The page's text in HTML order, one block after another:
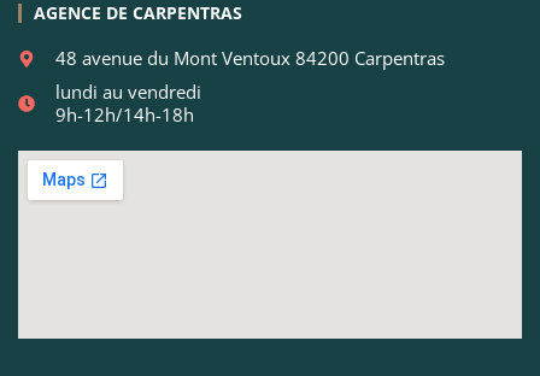
AGENCE DE CARPENTRAS
48 avenue du Mont Ventoux 84200 Carpentras
lundi au vendredi
9h-12h/14h-18h